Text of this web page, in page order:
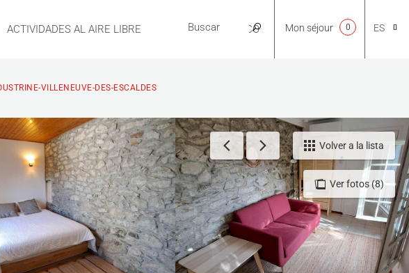
ACTIVIDADES AL AIRE LIBRE PRÁCTICO
NL
EN
FR
ES
Mon séjour 0
VILLENEUVE-DES-ESCALDES
Ver fotos (8)
Volver a la lista